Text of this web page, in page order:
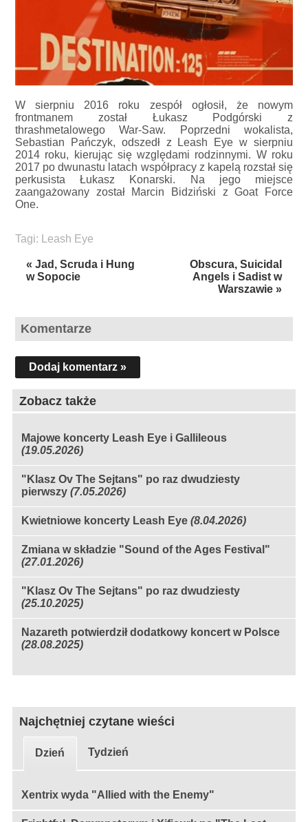
W sierpniu 2016 roku zespół ogłosił, że nowym
frontmanem został Łukasz Podgórski z
thrashmetalowego War-Saw. Poprzedni wokalista,
Sebastian Pańczyk, odszedł z Leash Eye w sierpniu
2014 roku, kierując się względami rodzinnymi. W roku
2017 po dwunastu latach współpracy z kapelą rozstał się
perkusista Łukasz Konarski. Na jego miejsce
zaangażowany został Marcin Bidziński z Goat Force
One.
Tagi: Leash Eye
« Jad, Scruda i Hung
w Sopocie
Obscura, Suicidal
Angels i Sadist w
Warszawie »
Komentarze
Dodaj komentarz »
Zobacz także
Majowe koncerty Leash Eye i Gallileous
(19.05.2026)
"Klasz Ov The Sejtans" po raz dwudziesty
pierwszy (7.05.2026)
Kwietniowe koncerty Leash Eye (8.04.2026)
Zmiana w składzie "Sound of the Ages Festival"
(27.01.2026)
"Klasz Ov The Sejtans" po raz dwudziesty
(25.10.2025)
Nazareth potwierdził dodatkowy koncert w Polsce
(28.08.2025)
Najchętniej czytane wieści
Dzień Tydzień
Xentrix wyda "Allied with the Enemy"